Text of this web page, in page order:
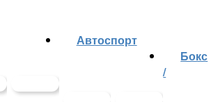
Автоспорт
Бокс
/